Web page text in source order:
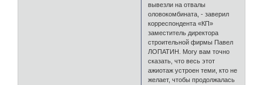
вывезли на отвалы
оловокомбината, - заверил
корреспондента «КП»
заместитель директора
строительной фирмы Павел
ЛОПАТИН. Могу вам точно
сказать, что весь этот
ажиотаж устроен теми, кто не
желает, чтобы продолжалась